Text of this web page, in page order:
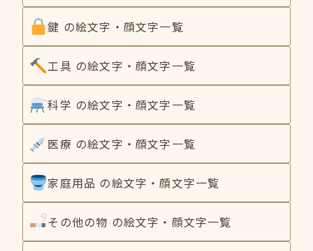
鍵 の絵文字・顔文字一覧
工具 の絵文字・顔文字一覧
科学 の絵文字・顔文字一覧
医療 の絵文字・顔文字一覧
家庭用品 の絵文字・顔文字一覧
その他の物 の絵文字・顔文字一覧